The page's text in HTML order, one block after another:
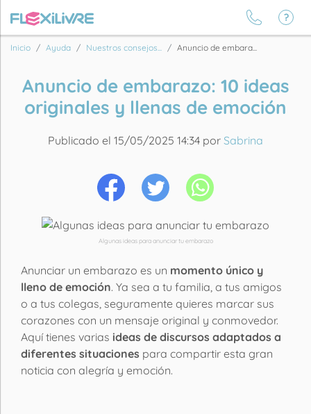
Inicio Ayuda Nuestros consejos... Anuncio de embara...
Anuncio de embarazo: 10 ideas
originales y llenas de emoción
Publicado el 15/05/2025 14:34 por Sabrina
Algunas ideas para anunciar tu embarazo
Anunciar un embarazo es un momento único y
lleno de emoción. Ya sea a tu familia, a tus amigos
o a tus colegas, seguramente quieres marcar sus
corazones con un mensaje original y conmovedor.
Aquí tienes varias ideas de discursos adaptados a
diferentes situaciones para compartir esta gran
noticia con alegría y emoción.